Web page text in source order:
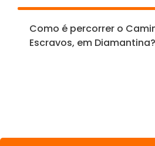
Como é percorrer o
Escravos, em Diamantina?